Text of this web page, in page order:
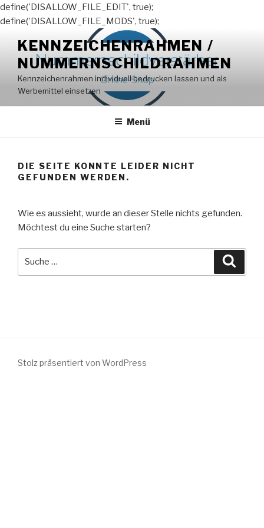
define('DISALLOW_FILE_EDIT', true);
define('DISALLOW_FILE_MODS', true);
Inhalt
springen
KENNZEICHENRAHMEN /
NUMMERNSCHILDRAHMEN
Kennzeichenrahmen individuell bedrucken lassen und als
Werbemittel einsetzen
Menü
DIE SEITE KONNTE LEIDER NICHT
GEFUNDEN WERDEN.
Wie es aussieht, wurde an dieser Stelle nichts gefunden.
Möchtest du eine Suche starten?
Stolz präsentiert von WordPress